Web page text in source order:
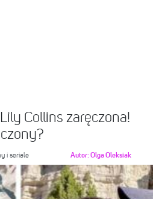
Collins zaręczona!
i seriale Autor:Olga Oleksiak